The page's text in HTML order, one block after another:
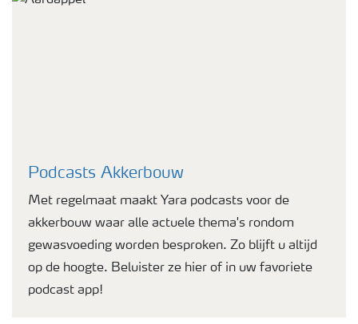
Podcasts Akkerbouw
Met regelmaat maakt Yara podcasts voor de
akkerbouw waar alle actuele thema's rondom
gewasvoeding worden besproken. Zo blijft u altijd
op de hoogte. Beluister ze hier of in uw favoriete
podcast app!